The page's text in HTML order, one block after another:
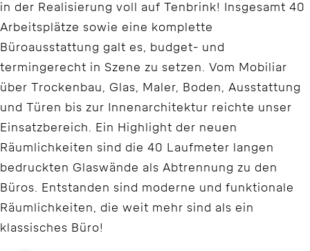
in der Realisierung voll auf Tenbrink! Insgesamt 40
Arbeitsplätze sowie eine komplette
Büroausstattung galt es, budget- und
termingerecht in Szene zu setzen. Vom Mobiliar
über Trockenbau, Glas, Maler, Boden, Ausstattung
und Türen bis zur Innenarchitektur reichte unser
Einsatzbereich. Ein Highlight der neuen
Räumlichkeiten sind die 40 Laufmeter langen
bedruckten Glaswände als Abtrennung zu den
Büros. Entstanden sind moderne und funktionale
Räumlichkeiten, die weit mehr sind als ein
klassisches Büro!